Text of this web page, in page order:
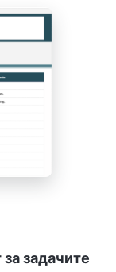
задачите